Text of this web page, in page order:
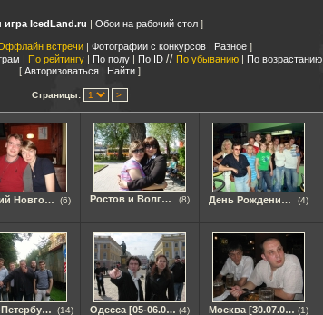
IcedLand.ru | Обои на рабочий стол
встречи| Фотографии с конкурсов| Разное
| По рейтингу | По полу | По ID // По убыванию | По возрастанию
Авторизоваться | Найти
Страницы:
Нижний Новгород [09.09.09] (6) Ростов и Волгоград [08.05.2009] (8) День Рождения ALGO7R [09.2007] (4)
Санкт-Петербург [09.08.2008] (14) Одесса [05-06.04.2008] (4) Москва [30.07.09-07.08.09] (1)